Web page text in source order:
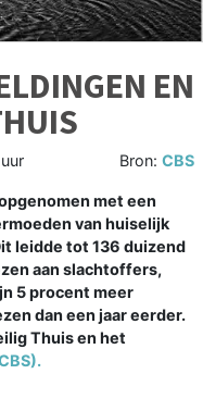
EN
Bron: CBS
met een
van huiselijk
leidde tot 136 duizend
aan slachtoffers,
5 procent meer
dan een jaar eerder.
Thuis en het